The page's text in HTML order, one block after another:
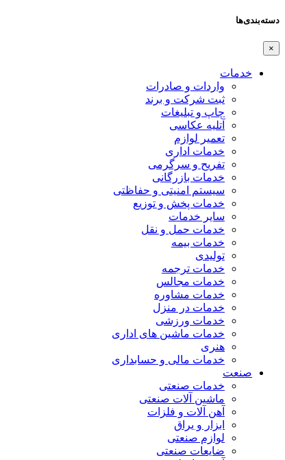
دسته‌بندی‌ها
×
خدمات
واردات و صادرات
ثبت شرکت و برند
چاپ و تبلیغات
آتلیه عکاسی
تعمیر لوازم
خدمات اداری
تفریح و سرگرمی
خدمات بازرگانی
سیستم امنیتی و حفاظتی
خدمات پخش و توزیع
سایر خدمات
خدمات حمل و نقل
خدمات بیمه
تولیدی
خدمات ترجمه
خدمات مجالس
خدمات مشاوره
خدمات در منزل
خدمات ورزشی
خدمات ماشین های اداری
هنری
خدمات مالی و حسابداری
صنعت
خدمات صنعتی
ماشین آلات صنعتی
آهن آلات و فلزات
ابزار و یراق
لوازم صنعتی
ضایعات صنعتی